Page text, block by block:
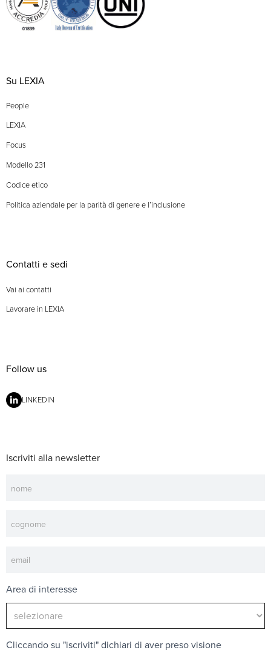
Su LEXIA
People
LEXIA
Focus
Modello 231
Codice etico
Politica aziendale per la parità di genere e l’inclusione
Contatti e sedi
Vai ai contatti
Lavorare in LEXIA
Follow us
LINKEDIN
Iscriviti alla newsletter
Area di interesse
Cliccando su "iscriviti" dichiari di aver preso visione